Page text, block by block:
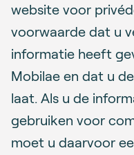
website voor
voorwaarde dat u
informatie heeft
Mobilae en dat u
laat. Als u de
gebruiken voor
moet u daarvoor